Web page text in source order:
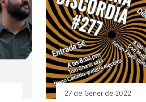
27 de Gener de 2022